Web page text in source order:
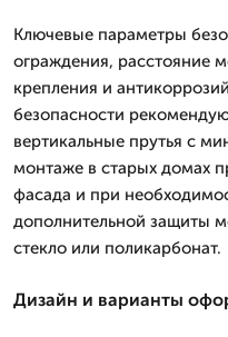
Ключевые параметры
ограждения, расстояние
крепления и
безопасности
вертикальные прутья с
монтаже в старых домах
фасада и при
дополнительной защиты
стекло или поликарбонат.
Дизайн и варианты